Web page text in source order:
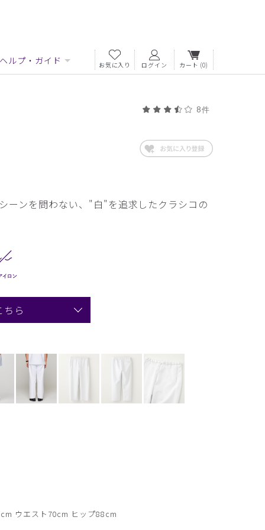
ヘルプ・ガイド お気に入り ログイン カート (0)
8件
ーンを問わない、"白"を追求したクラシコの
ちら
ウエスト70cm ヒップ88cm